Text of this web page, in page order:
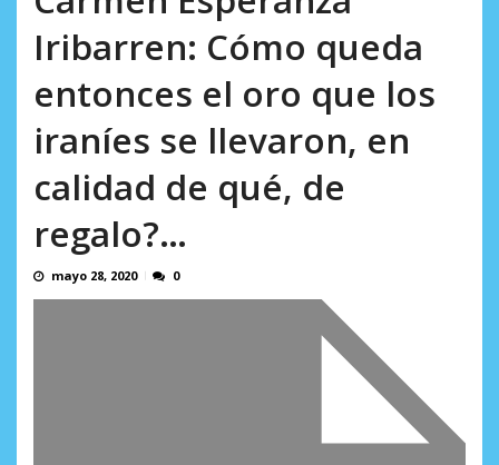
Iribarren: Cómo queda
entonces el oro que los
iraníes se llevaron, en
calidad de qué, de
regalo?…
mayo 28, 2020 0